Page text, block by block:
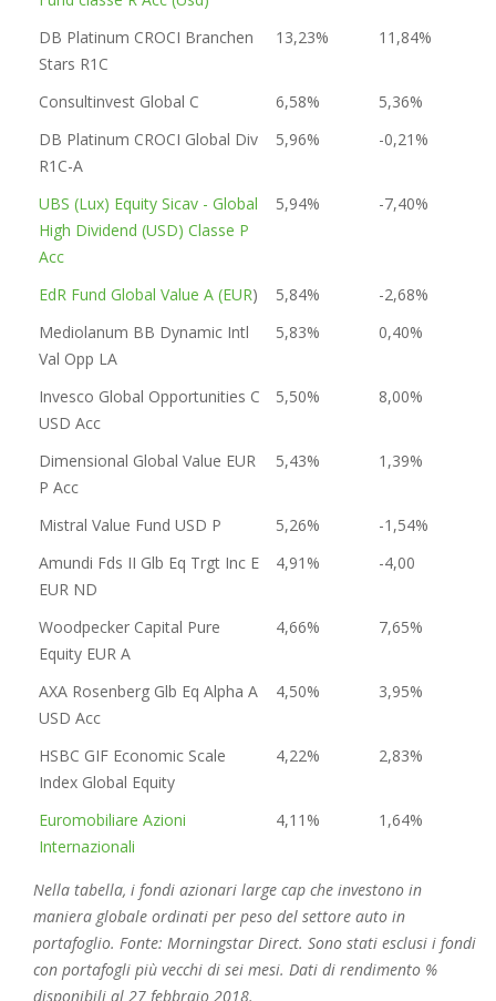
DB Platinum CROCI Branchen
Stars R1C
13,23% 11,84%
Consultinvest Global C 6,58%
5,36%
DB Platinum CROCI Global Div
R1C-A
5,96% -0,21%
UBS (Lux) Equity Sicav - Global
High Dividend (USD) Classe P
Acc
5,94% -7,40%
EdR Fund Global Value A (EUR) 5,84%
-2,68%
Mediolanum BB Dynamic Intl
Val Opp LA
5,83% 0,40%
Invesco Global Opportunities C
USD Acc
5,50% 8,00%
Dimensional Global Value EUR
P Acc
5,43% 1,39%
Mistral Value Fund USD P 5,26%
-1,54%
Amundi Fds II Glb Eq Trgt Inc E
EUR ND
4,91% -4,00
Woodpecker Capital Pure
Equity EUR A
4,66% 7,65%
AXA Rosenberg Glb Eq Alpha A
USD Acc
4,50% 3,95%
HSBC GIF Economic Scale
Index Global Equity
4,22% 2,83%
Euromobiliare Azioni
Internazionali
4,11% 1,64%
Nella tabella, i fondi azionari large cap che investono in
maniera globale ordinati per peso del settore auto in
portafoglio. Fonte: Morningstar Direct. Sono stati esclusi i fondi
con portafogli più vecchi di sei mesi. Dati di rendimento %
disponibili al 27 febbraio 2018.